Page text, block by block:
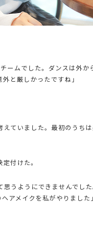
ームでした。ダンスは外
と厳しかったですね」
ていました。最初のうち
付けた。
うようにできませんでし
アメイクを私がやりました」